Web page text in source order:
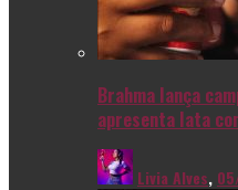
Brahma lança
apresenta lata
Livia Alves,